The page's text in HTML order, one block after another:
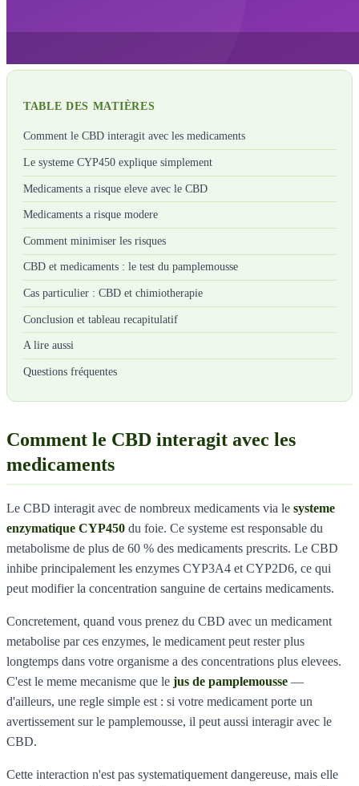
TABLE DES MATIÈRES
Comment le CBD interagit avec les medicaments
Le systeme CYP450 explique simplement
Medicaments a risque eleve avec le CBD
Medicaments a risque modere
Comment minimiser les risques
CBD et medicaments : le test du pamplemousse
Cas particulier : CBD et chimiotherapie
Conclusion et tableau recapitulatif
A lire aussi
Questions fréquentes
Comment le CBD interagit avec les
medicaments
Le CBD interagit avec de nombreux medicaments via le systeme
enzymatique CYP450 du foie. Ce systeme est responsable du
metabolisme de plus de 60 % des medicaments prescrits. Le CBD
inhibe principalement les enzymes CYP3A4 et CYP2D6, ce qui
peut modifier la concentration sanguine de certains medicaments.
Concretement, quand vous prenez du CBD avec un medicament
metabolise par ces enzymes, le medicament peut rester plus
longtemps dans votre organisme a des concentrations plus elevees.
C'est le meme mecanisme que le jus de pamplemousse —
d'ailleurs, une regle simple est : si votre medicament porte un
avertissement sur le pamplemousse, il peut aussi interagir avec le
CBD.
Cette interaction n'est pas systematiquement dangereuse, mais elle